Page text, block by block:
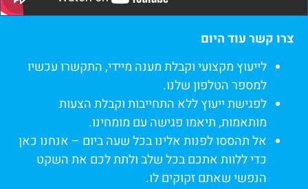
צרו קשר עוד היום
לייעוץ מקצועי וקבלת מענה מיידי, התקשרו עכשיו
למספר הטלפון שלנו.
לפגישת ייעוץ ללא התחייבות וקבלת הצעות
מותאמות, תיאמו פגישה עם מומחינו.
אל תהססו לפנות אלינו בכל שעה ביום – אנחנו כאן
כדי ללוות אתכם בכל שלב ולתת לכם את השקט
הנפשי שאתם זקוקים לו.